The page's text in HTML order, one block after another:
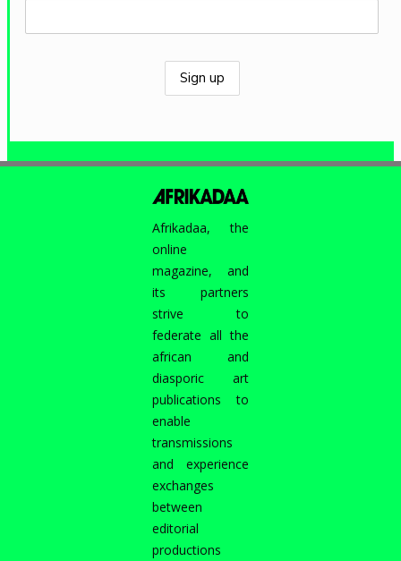
Afrikadaa, the
online
magazine, and
its partners
strive to
federate all the
african and
diasporic art
publications to
enable
transmissions
and experience
exchanges
between
editorial
productions